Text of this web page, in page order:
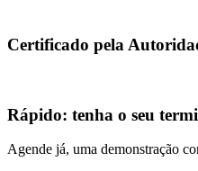
Certificado pela
Rápido: tenha o seu
Agende já, uma demonstração